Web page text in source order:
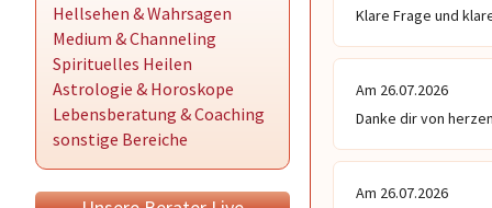
Hellsehen & Wahrsagen
Medium & Channeling
Spirituelles Heilen
Astrologie & Horoskope
Lebensberatung & Coaching
sonstige Bereiche
Klare Frage und
Am 26.07.2026
Danke dir von
Am 26.07.2026